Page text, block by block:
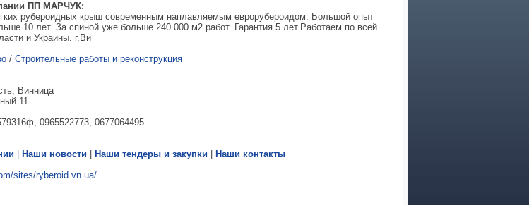
ПП МАРЧУК:
рубероидных крыш современным наплавляемым еврорубероидом. Большой опыт
10 лет. За спиной уже больше 240 000 м2 работ. Гарантия 5 лет.Работаем по всей
и Украины. г.Ви
/ Строительные работы и реконструкция
Винница
11
0965522773, 0677064495
Наши новости Наши тендеры и закупки
Наши контакты
sites/ryberoid.vn.ua/